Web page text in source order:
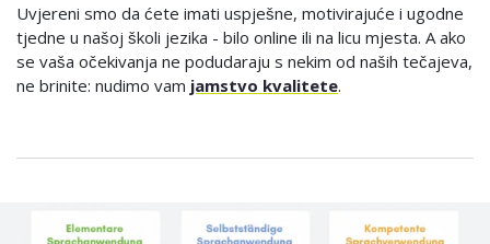
Uvjereni smo da ćete imati uspješne, motivirajuće i ugodne
tjedne u našoj školi jezika - bilo online ili na licu mjesta. A ako
se vaša očekivanja ne podudaraju s nekim od naših tečajeva,
ne brinite: nudimo vam jamstvo kvalitete.